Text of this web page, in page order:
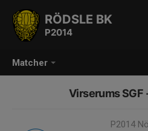
Matcher
RÖDSLE BK
P2014
Virserums SGF
P2014